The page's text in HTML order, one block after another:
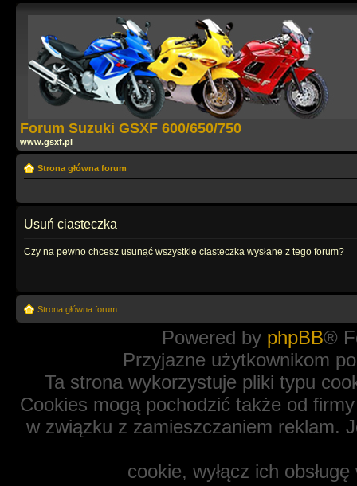
Forum Suzuki GSXF 600/650/750
www.gsxf.pl
Strona główna forum
Usuń ciasteczka
Czy na pewno chcesz usunąć wszystkie ciasteczka wysłane z tego forum?
Strona główna forum
Powered by phpBB®
Przyjazne użytkownikom
Ta strona wykorzystuje pliki typu
Cookies mogą pochodzić także od
w związku z zamieszczaniem reklam.
cookie, wyłącz ich